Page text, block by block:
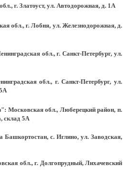
г. Златоуст, ул. Автодорожная, д. 1А
г. Лобня, ул. Железнодорожная, д.
обл., г. Санкт-Петербург, ул.
обл., г. Санкт-Петербург, ул.
Московская обл., Люберецкий район, п.
склад 5А
с. Иглино, ул. Заводская,
обл., г. Долгопрудный, Лихачевский